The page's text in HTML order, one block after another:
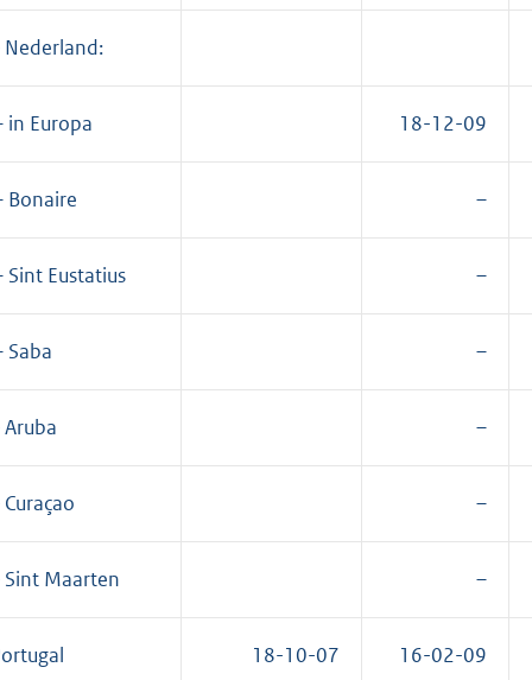
Nederland:
in Europa 18-12-09
Bonaire –
Sint Eustatius –
Saba –
Aruba –
Curaçao –
Sint Maarten –
18-10-07 16-02-09